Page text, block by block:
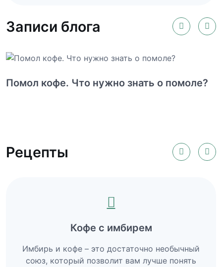
Записи блога
Помол кофе. Что нужно знать о помоле?
Рецепты
Кофе с имбирем
Имбирь и кофе – это достаточно необычный
союз, который позволит вам лучше понять